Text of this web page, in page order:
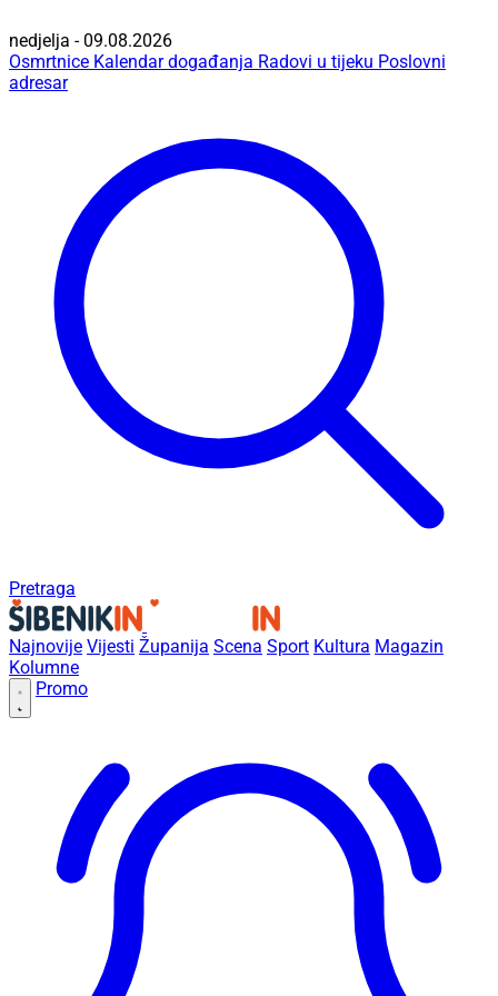
nedjelja - 09.08.2026
Osmrtnice Kalendar događanja Radovi u tijeku Poslovni
adresar
Pretraga
Najnovije Vijesti Županija Scena Sport Kultura Magazin
Kolumne
Promo